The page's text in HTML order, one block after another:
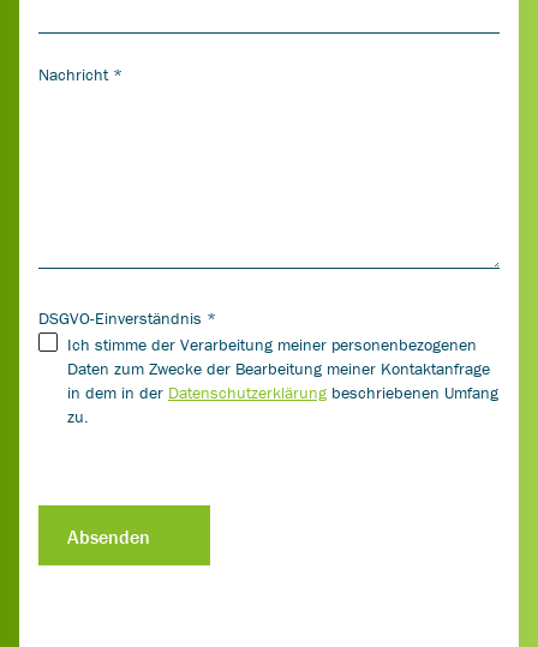
Nachricht *
DSGVO-Einverständnis *
Ich stimme der Verarbeitung meiner personenbezogenen
Daten zum Zwecke der Bearbeitung meiner Kontaktanfrage
in dem in der Datenschutzerklärung beschriebenen Umfang
zu.
Absenden